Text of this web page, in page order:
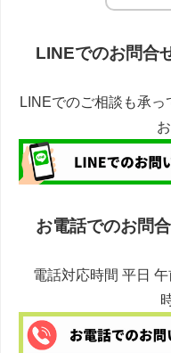
LINEでのお問合
LINEでのご相談も承
お電話でのお問
電話対応時間 平日